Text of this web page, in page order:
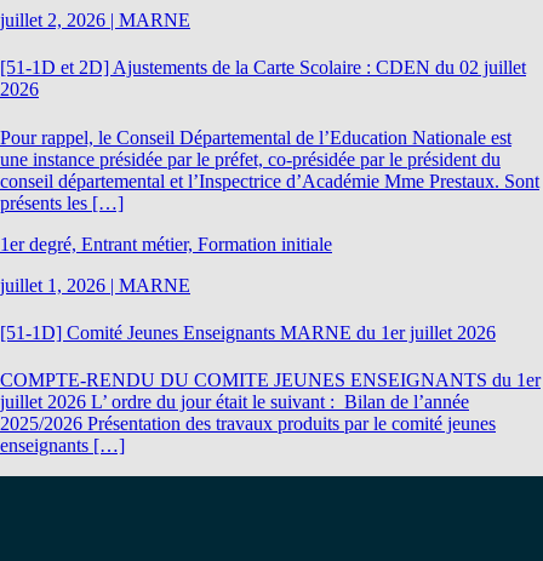
juillet 2, 2026 | MARNE
[51-1D et 2D] Ajustements de la Carte Scolaire : CDEN du 02 juillet
2026
Pour rappel, le Conseil Départemental de l’Education Nationale est
une instance présidée par le préfet, co-présidée par le président du
conseil départemental et l’Inspectrice d’Académie Mme Prestaux. Sont
présents les […]
1er degré, Entrant métier, Formation initiale
juillet 1, 2026 | MARNE
[51-1D] Comité Jeunes Enseignants MARNE du 1er juillet 2026
COMPTE-RENDU DU COMITE JEUNES ENSEIGNANTS du 1er
juillet 2026 L’ ordre du jour était le suivant : Bilan de l’année
2025/2026 Présentation des travaux produits par le comité jeunes
enseignants […]